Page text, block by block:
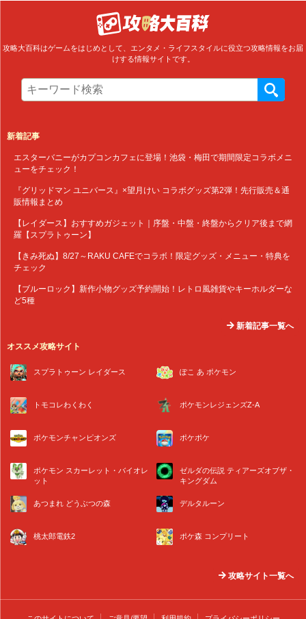
攻略大百科はゲームをはじめとして、エンタメ・ライフスタイルに役立つ攻略情報をお届
けする情報サイトです。
新着記事
エスターバニーがカプコンカフェに登場！池袋・梅田で期間限定コラボメニ
ューをチェック！
『グリッドマン ユニバース』×望月けい コラボグッズ第2弾！先行販売＆通
販情報まとめ
【レイダース】おすすめガジェット｜序盤・中盤・終盤からクリア後まで網
羅【スプラトゥーン】
【きみ死ぬ】8/27～RAKU CAFEでコラボ！限定グッズ・メニュー・特典を
チェック
【ブルーロック】新作小物グッズ予約開始！レトロ風雑貨やキーホルダーな
ど5種
新着記事一覧へ
オススメ攻略サイト
スプラトゥーン レイダース ぽこ あ ポケモン
トモコレわくわく ポケモンレジェンズZ-A
ポケモンチャンピオンズ ポケポケ
ポケモン スカーレット・バイオレ
ット
ゼルダの伝説 ティアーズオブザ・
キングダム
あつまれ どうぶつの森 デルタルーン
桃太郎電鉄2 ポケ森 コンプリート
攻略サイト一覧へ